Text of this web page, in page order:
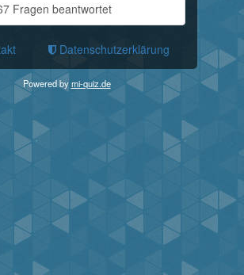
Fragen beantwortet
Datenschutzerklärung
Powered bymi-quiz.de